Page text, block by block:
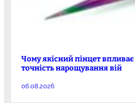
Чому якісний пінцет впливає
точність нарощування вій
06.08.2026